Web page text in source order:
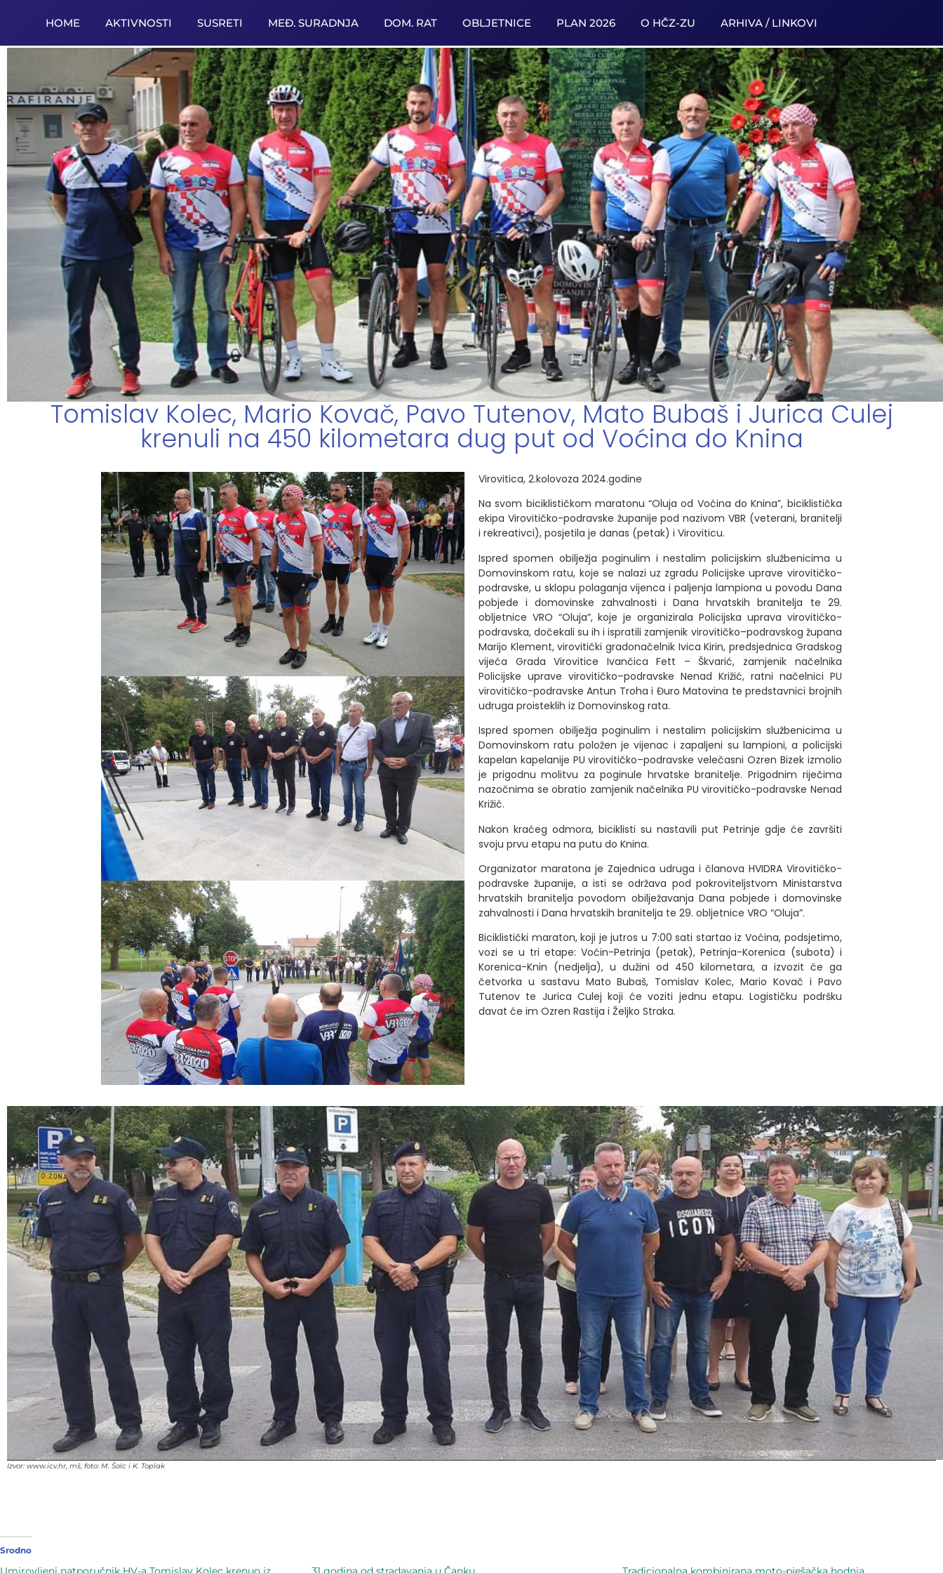
HOME AKTIVNOSTI SUSRETI MEĐ. SURADNJA DOM. RAT OBLJETNICE PLAN 2026 O HČZ-ZU ARHIVA / LINKOVI
Tomislav Kolec, Mario Kovač, Pavo Tutenov, Mato Bubaš i Jurica Culej
krenuli na 450 kilometara dug put od Voćina do Knina
Virovitica, 2.kolovoza 2024.godine
Na svom biciklističkom maratonu “Oluja od Voćina do Knina”, biciklistička
ekipa Virovitičko-podravske županije pod nazivom VBR (veterani, branitelji
i rekreativci), posjetila je danas (petak) i Viroviticu.
Ispred spomen obilježja poginulim i nestalim policijskim službenicima u
Domovinskom ratu, koje se nalazi uz zgradu Policijske uprave virovitičko-
podravske, u sklopu polaganja vijenca i paljenja lampiona u povodu Dana
pobjede i domovinske zahvalnosti i Dana hrvatskih branitelja te 29.
obljetnice VRO “Oluja”, koje je organizirala Policijska uprava virovitičko-
podravska, dočekali su ih i ispratili zamjenik virovitičko–podravskog župana
Marijo Klement, virovitički gradonačelnik Ivica Kirin, predsjednica Gradskog
vijeća Grada Virovitice Ivančica Fett – Škvarić, zamjenik načelnika
Policijske uprave virovitičko–podravske Nenad Križić, ratni načelnici PU
virovitičko-podravske Antun Troha i Đuro Matovina te predstavnici brojnih
udruga proisteklih iz Domovinskog rata.
Ispred spomen obilježja poginulim i nestalim policijskim službenicima u
Domovinskom ratu položen je vijenac i zapaljeni su lampioni, a policijski
kapelan kapelanije PU virovitičko–podravske velečasni Ozren Bizek izmolio
je prigodnu molitvu za poginule hrvatske branitelje. Prigodnim riječima
nazočnima se obratio zamjenik načelnika PU virovitičko-podravske Nenad
Križić.
Nakon kraćeg odmora, biciklisti su nastavili put Petrinje gdje će završiti
svoju prvu etapu na putu do Knina.
Organizator maratona je Zajednica udruga i članova HVIDRA Virovitičko-
podravske županije, a isti se održava pod pokroviteljstvom Ministarstva
hrvatskih branitelja povodom obilježavanja Dana pobjede i domovinske
zahvalnosti i Dana hrvatskih branitelja te 29. obljetnice VRO “Oluja”.
Biciklistički maraton, koji je jutros u 7:00 sati startao iz Voćina, podsjetimo,
vozi se u tri etape: Voćin-Petrinja (petak), Petrinja-Korenica (subota) i
Korenica-Knin (nedjelja), u dužini od 450 kilometara, a izvozit će ga
četvorka u sastavu Mato Bubaš, Tomislav Kolec, Mario Kovač i Pavo
Tutenov te Jurica Culej koji će voziti jednu etapu. Logističku podršku
davat će im Ozren Rastija i Željko Straka.
Izvor: www.icv.hr, mš, foto: M. Šolc i K. Toplak
Srodno